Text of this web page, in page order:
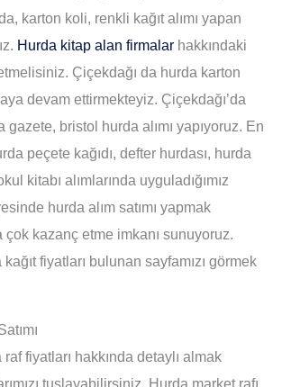
karton koli, renkli kağıt alımı yapan
Hurda kitap alan firmalar hakkındaki
Çiçekdağı da hurda karton
devam ettirmekteyiz. Çiçekdağı’da
gazete, bristol hurda alımı yapıyoruz. En
peçete kağıdı, defter hurdası, hurda
kitabı alımlarında uyguladığımız
hurda alım satımı yapmak
kazanç etme imkanı sunuyoruz.
fiyatları bulunan sayfamızı görmek
fiyatları hakkında detaylı almak
tuşlayabilirsiniz. Hurda market rafı